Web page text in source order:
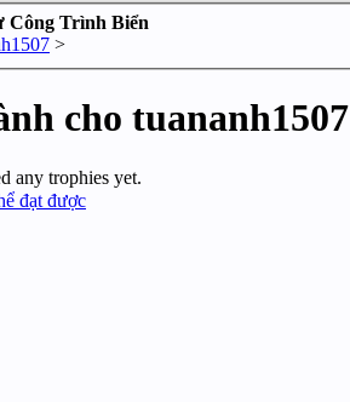
Công Trình Biển
>
cho tuananh1507
any trophies yet.
đạt được